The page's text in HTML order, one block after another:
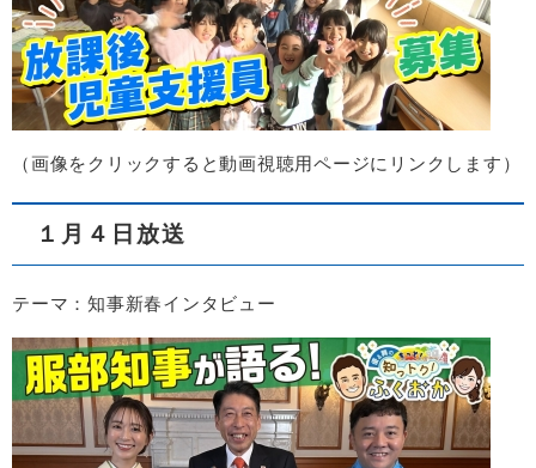
（画像をクリックすると動画視聴用ページにリンクします）
１月４日放送
テーマ：知事新春インタビュー